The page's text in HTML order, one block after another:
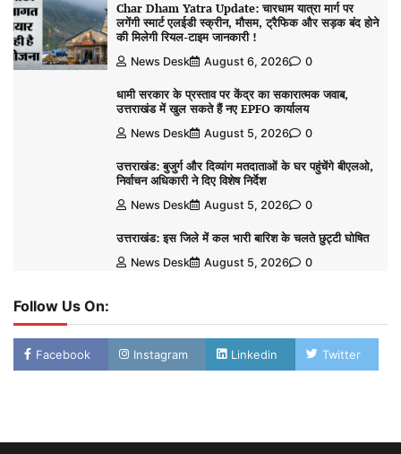
Char Dham Yatra Update: चारधाम यात्रा मार्ग पर
लगेंगी स्मार्ट एलईडी स्क्रीन, मौसम, ट्रैफिक और सड़क बंद होने
की मिलेगी रियल-टाइम जानकारी !
News Desk August 6, 2026 0
धामी सरकार के प्रस्ताव पर केंद्र का सकारात्मक जवाब,
उत्तराखंड में खुल सकते हैं नए EPFO कार्यालय
News Desk August 5, 2026 0
उत्तराखंड: बुजुर्ग और दिव्यांग मतदाताओं के घर पहुंचेंगे बीएलओ,
निर्वाचन अधिकारी ने दिए विशेष निर्देश
News Desk August 5, 2026 0
उत्तराखंड: इस जिले में कल भारी बारिश के चलते छुट्टी घोषित
News Desk August 5, 2026 0
Follow Us On:
Facebook Instagram Linkedin Twitter